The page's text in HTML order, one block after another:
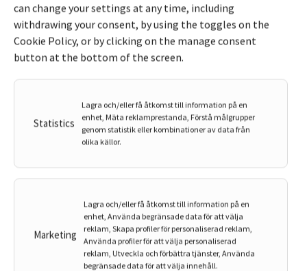
can change your settings at any time, including
withdrawing your consent, by using the toggles on the
Cookie Policy, or by clicking on the manage consent
button at the bottom of the screen.
Statistics
Lagra och/eller få åtkomst till information på en
enhet, Mäta reklamprestanda, Förstå målgrupper
genom statistik eller kombinationer av data från
olika källor.
Marketing
Lagra och/eller få åtkomst till information på en
enhet, Använda begränsade data för att välja
reklam, Skapa profiler för personaliserad reklam,
Använda profiler för att välja personaliserad
reklam, Utveckla och förbättra tjänster, Använda
begränsade data för att välja innehåll.
Hej , jag har en liten leverfläck på örat som inte ändrats
någonting och jag har haft den så länge jag kan minnas. är
det okej för mig att ta ett hål i örat nära den fläcken eller
Rebecka Kaplan Sturk Kvinna, 17 år
Hej jag har torr hud hur får jag bort det?
Rebecka Kaplan Sturk Kvinna, 16 år